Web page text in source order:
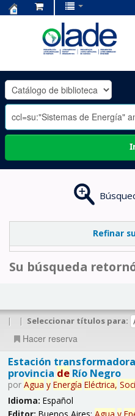
OLADE
-
Refinar
Su búsqueda
| | Seleccionar títulos para:
Hacer reserva
Estación
provincia deRío Negro
por Agua y Energía Eléctrica,
Idioma: Español
Editor: Buenos Aires: Agua y